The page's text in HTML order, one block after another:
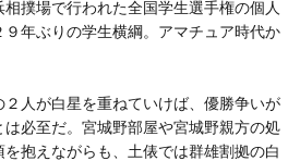
撲場で行われた全国学生選手権の個人
年ぶりの学生横綱。アマチュア時代か
人が白星を重ねていけば、優勝争いが
必至だ。宮城野部屋や宮城野親方の処
抱えながらも、土俵では群雄割拠の白